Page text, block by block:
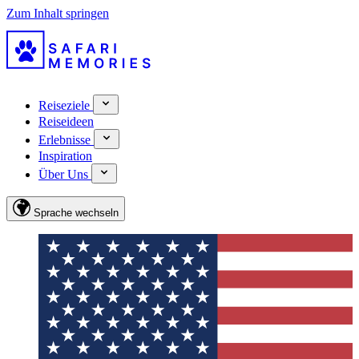
Zum Inhalt springen
Reiseziele
Reiseideen
Erlebnisse
Inspiration
Über Uns
Sprache wechseln